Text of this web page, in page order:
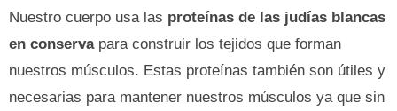
Nuestro cuerpo usa las proteínas de las judías blancas
en conservapara construir los tejidos que forman
nuestros músculos. Estas proteínas también son útiles y
necesarias para mantener nuestros músculos ya que sin